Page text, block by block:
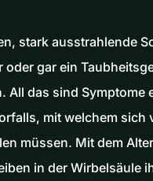
stark ausstrahlende
oder gar ein
All das sind Symptome
mit welchem sich
müssen. Mit dem
in der Wirbelsäule